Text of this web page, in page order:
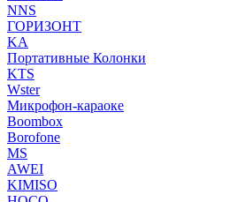
NNS
ГОРИЗОНТ
KA
Портативные Колонки
KTS
Wster
Микрофон-караоке
Boombox
Borofone
MS
AWEI
KIMISO